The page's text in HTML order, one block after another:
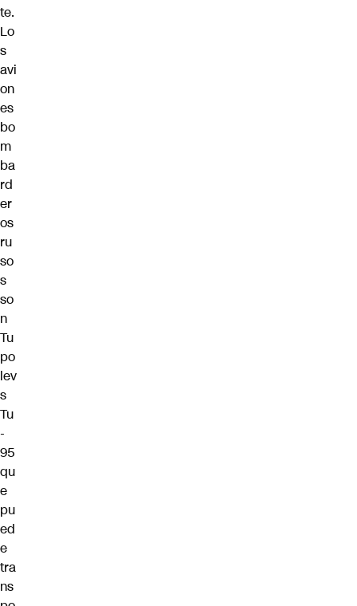
te.
Lo
s
avi
on
es
bo
m
ba
rd
er
os
ru
so
s
so
n
Tu
po
lev
s
Tu
-
95
qu
e
pu
ed
e
tra
ns